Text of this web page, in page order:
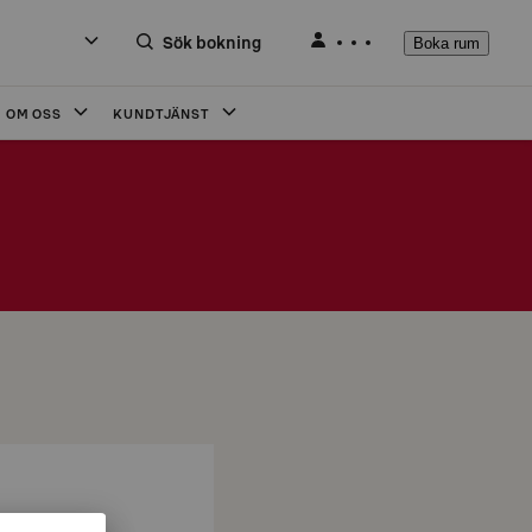
Sök bokning Boka rum
OM OSS KUNDTJÄNST